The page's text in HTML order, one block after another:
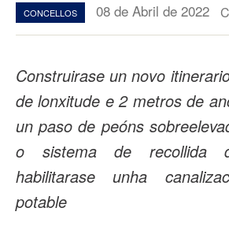
CONCELLOS 08 de Abril de 2022
Construirase un novo
de lonxitude e 2 metros de
un paso de peóns
o sistema de recollida
habilitarase unha
potable